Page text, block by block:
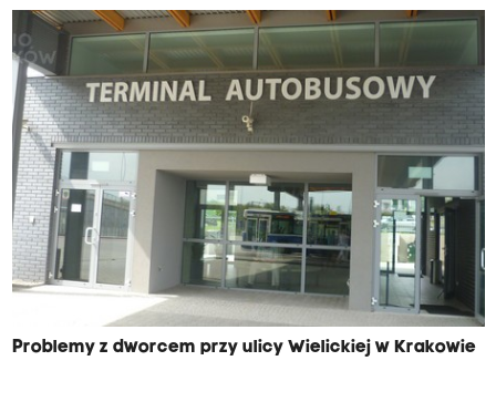
Problemy z dworcem przy ulicy Wielickiej w Krakowie